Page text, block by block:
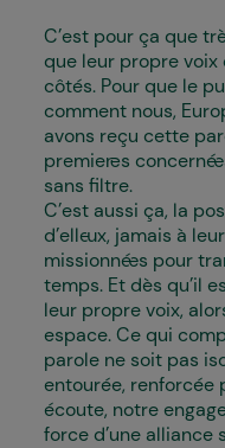
C’est pour ça que
que leur propre
côtés. Pour que le
comment nous,
avons reçu cette
premier·es
sans filtre.
C’est aussi ça, la
d’elle·ux, jamais à
missionné·es pour
temps. Et dès qu’il
leur propre voix,
espace. Ce qui
parole ne soit pas
entourée, renforcée
écoute, notre
force d’une alliance